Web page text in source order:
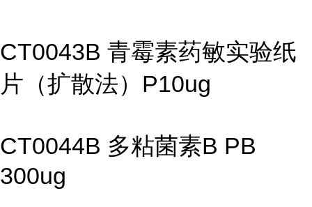
CT0043B 青霉素药敏实验纸
片（扩散法）P10ug
CT0044B 多粘菌素B PB
300ug